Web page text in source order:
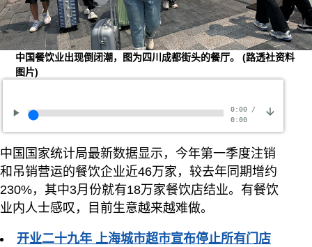
中国餐饮业出现倒闭潮，图为四川成都街头的餐厅。(路透社资料
图片)
0:00/
0:00
中国国家统计局最新数据显示，今年第一季度注销
和吊销营运的餐饮企业近46万家，较去年同期增约
230%，其中3月份就有18万家餐饮店结业。有餐饮
业内人士感叹，目前生意越来越难做。
开业二十九年 上海城市超市宣布停止所有门店